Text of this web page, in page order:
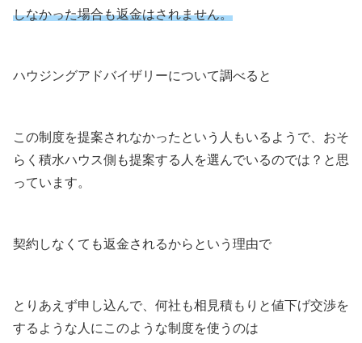
しなかった場合も返金はされません。
ハウジングアドバイザリーについて調べると
この制度を提案されなかったという人もいるようで、おそ
らく積水ハウス側も提案する人を選んでいるのでは？と思
っています。
契約しなくても返金されるからという理由で
とりあえず申し込んで、何社も相見積もりと値下げ交渉を
するような人にこのような制度を使うのは